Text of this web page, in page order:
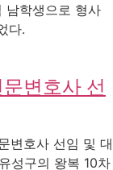
남학생으로 형사
다.
변호사 선
변호사 선임 및 대
성구의 왕복 10차